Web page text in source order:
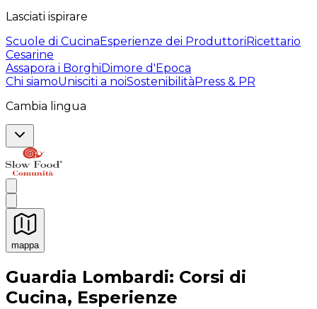
Lasciati ispirare
Scuole di CucinaEsperienze dei ProduttoriRicettario
Cesarine
Assapora i BorghiDimore d'Epoca
Chi siamoUnisciti a noiSostenibilitàPress & PR
Cambia lingua
mappa
Esperienze culinarie indimenticabili: Esperienze
Guardia Lombardi: Corsi di
Cucina, Esperienze